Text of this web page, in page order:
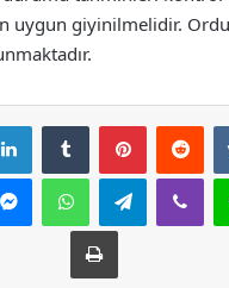
uygun giyinilmelidir.
LinkedInTumblr Pinterest
MessengerWhatsAppTelegram
Yazdır